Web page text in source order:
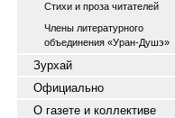
Стихи и проза читателей
Члены литературного
объединения «Уран-Душэ»
Зурхай
Официально
О газете и коллективе